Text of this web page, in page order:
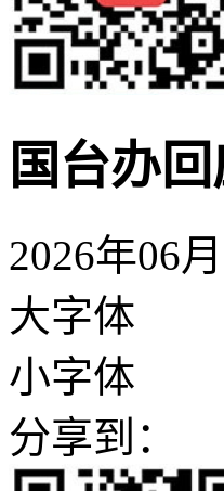
国台办
2026年06
大字体
小字体
分享到：